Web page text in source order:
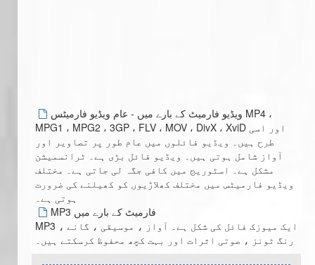
ویڈیو فارمیٹ کے بارے میں - عام ویڈیو فارمیٹس MP4 ،
MPG1 ، MPG2 ، 3GP ، FLV ، MOV ، DivX ، XviD اور اسی
طرح ہیں۔ ویڈیو فائلوں میں عام طور پر تصاویر اور
آواز شامل ہوتی ہیں۔ ویڈیو فائل بڑی ہے۔ ٹرانسمیشن
مشکل ہے۔ اسٹوریج میں کافی جگہ لی جاتی ہے۔ مختلف
ویڈیو فارمیٹس میں مختلف کھلاڑیوں کو کھیلنے کی ضرورت
ہوتی ہے۔
MP3 فارمیٹ کے بارے میں
MP3 ایک میوزک فائل کی شکل ہے۔ آواز ، موسیقی ، گانے ،
رنگ ٹونز ، صوتی اثرات اور بہت کچھ محفوظ کرسکتے ہیں۔